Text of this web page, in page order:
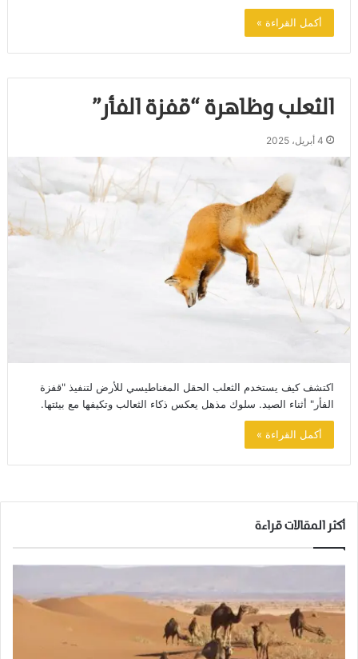
أكمل القراءة »
الثعلب وظاهرة “قفزة الفأر”
4 أبريل، 2025
اكتشف كيف يستخدم الثعلب الحقل المغناطيسي للأرض لتنفيذ "قفزة
الفأر" أثناء الصيد. سلوك مذهل يعكس ذكاء الثعالب وتكيفها مع بيئتها.
أكمل القراءة »
أكثر المقالات قراءة